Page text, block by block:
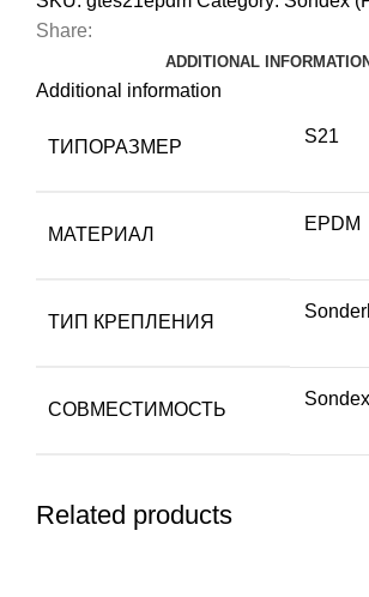
Share:
ADDITIONAL INFORMATION
Additional information
ТИПОРАЗМЕР
S21
МАТЕРИАЛ
EPDM
ТИП КРЕПЛЕНИЯ
СОВМЕСТИМОСТЬ
Related products